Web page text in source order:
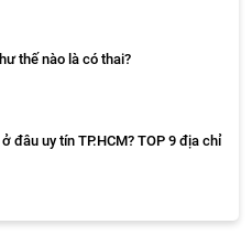
thế nào là có thai?
đâu uy tín TP.HCM? TOP 9 địa chỉ